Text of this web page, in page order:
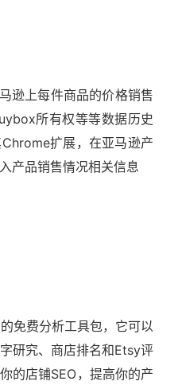
逊上每件商品的价格销售
所有权等等数据历史
扩展，在亚马逊产
产品销售情况相关信息
免费分析工具包，它可以
研究、商店排名和Etsy评
的店铺SEO，提高你的产